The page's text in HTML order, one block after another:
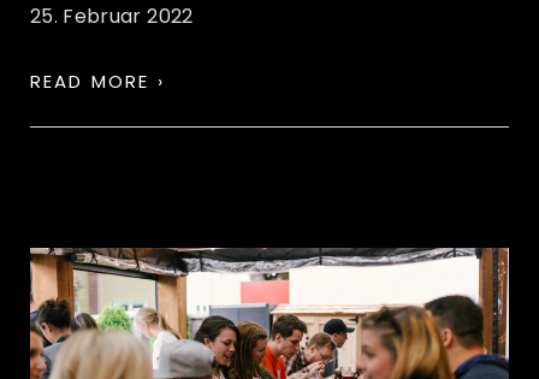
25. Februar 2022
READ MORE ›